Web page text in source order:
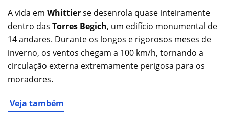
A vida em Whittierse desenrola quase inteiramente
dentro das Torres Begich, um edifício monumental de
14 andares. Durante os longos e rigorosos meses de
inverno, os ventos chegam a 100 km/h, tornando a
circulação externa extremamente perigosa para os
moradores.
Veja também